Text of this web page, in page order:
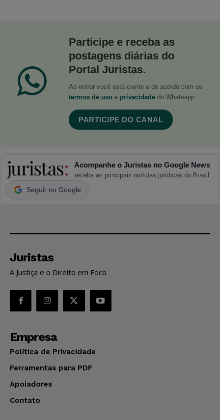
Participe e receba as
postagens diárias do
Portal Juristas.
Ao entrar você está ciente e de acordo com os
termos de uso e privacidade do Whatsapp.
PARTICIPE DO CANAL
Acompanhe o Juristas no Google News
receba as principais notícias jurídicas do Brasil
Seguir no Google
Juristas
A Justiça e o Direito em Foco
Empresa
Política de Privacidade
Ferramentas para PDF
Apoiadores
Contato